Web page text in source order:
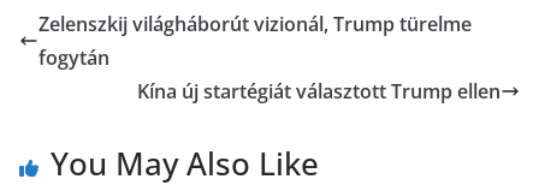
b
o
k
t
r
z
a
e
Zelenszkij világháborút vizionál, Trump türelme
fogytán
Kína új startégiát választott Trump ellen
You May Also Like